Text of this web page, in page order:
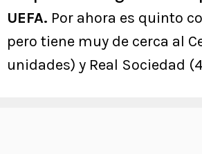
UEFA. Por ahora es quinto
pero tiene muy de cerca al
unidades) y Real Sociedad